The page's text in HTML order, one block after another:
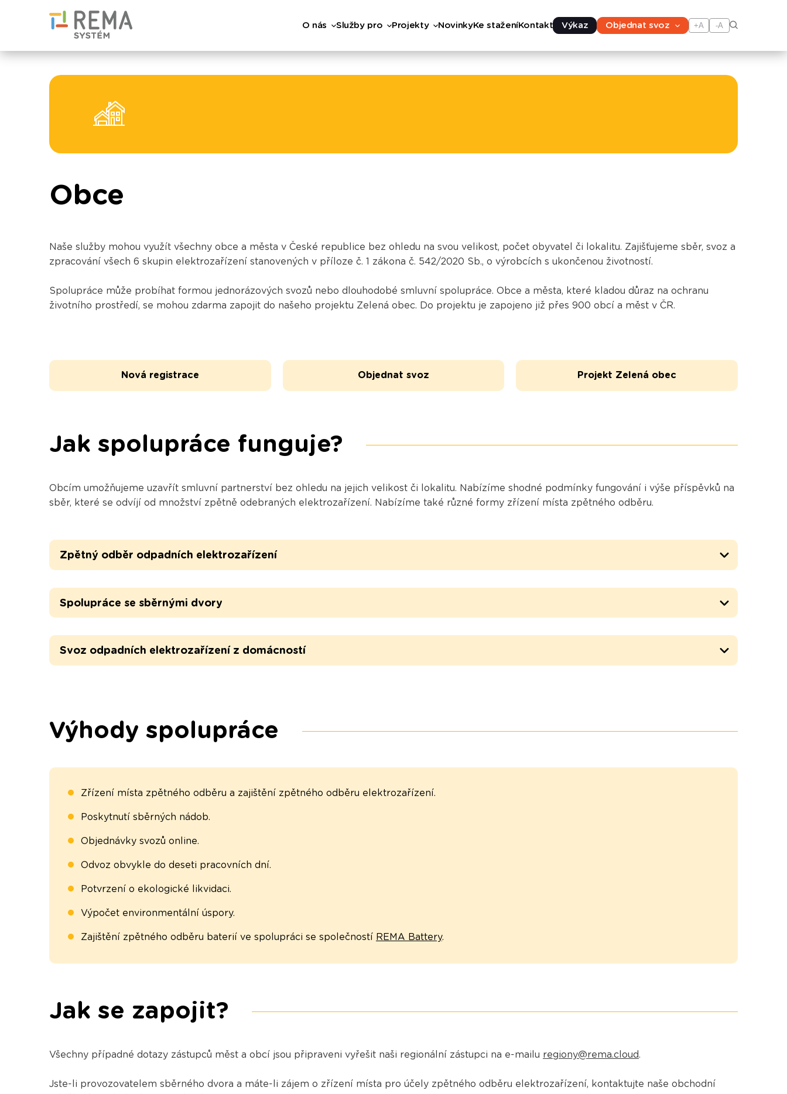
O nás Služby pro Projekty NovinkyKe staženíKontakt Výkaz Objednat svoz +A -A
Obce
Naše služby mohou využít všechny obce a města v České republice bez ohledu na svou velikost, počet obyvatel či lokalitu. Zajišťujeme sběr, svoz a
zpracování všech 6 skupin elektrozařízení stanovených v příloze č. 1 zákona č. 542/2020 Sb., o výrobcích s ukončenou životností.
Spolupráce může probíhat formou jednorázových svozů nebo dlouhodobé smluvní spolupráce. Obce a města, které kladou důraz na ochranu
životního prostředí, se mohou zdarma zapojit do našeho projektu Zelená obec. Do projektu je zapojeno již přes 900 obcí a měst v ČR.
Nová registrace Objednat svoz Projekt Zelená obec
Jak spolupráce funguje?
Obcím umožňujeme uzavřít smluvní partnerství bez ohledu na jejich velikost či lokalitu. Nabízíme shodné podmínky fungování i výše příspěvků na
sběr, které se odvíjí od množství zpětně odebraných elektrozařízení. Nabízíme také různé formy zřízení místa zpětného odběru.
Zpětný odběr odpadních elektrozařízení
Spolupráce se sběrnými dvory
Svoz odpadních elektrozařízení z domácností
Výhody spolupráce
Zřízení místa zpětného odběru a zajištění zpětného odběru elektrozařízení.
Poskytnutí sběrných nádob.
Objednávky svozů online.
Odvoz obvykle do deseti pracovních dní.
Potvrzení o ekologické likvidaci.
Výpočet environmentální úspory.
Zajištění zpětného odběru baterií ve spolupráci se společností REMA Battery.
Jak se zapojit?
Všechny případné dotazy zástupců měst a obcí jsou připraveni vyřešit naši regionální zástupci na e-mailu regiony@rema.cloud.
Jste-li provozovatelem sběrného dvora a máte-li zájem o zřízení místa pro účely zpětného odběru elektrozařízení, kontaktujte naše obchodní